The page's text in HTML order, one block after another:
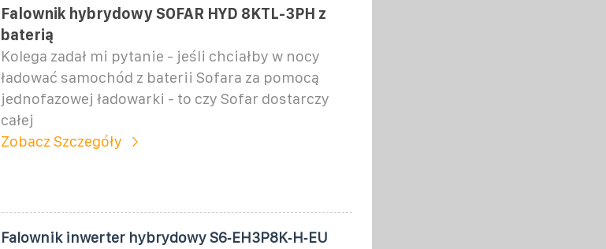
Falownik hybrydowy SOFAR HYD 8KTL-3PH z
baterią
Kolega zadał mi pytanie - jeśli chciałby w nocy
ładować samochód z baterii Sofara za pomocą
jednofazowej ładowarki - to czy Sofar dostarczy
całej
Zobacz Szczegóły
Falownik inwerter hybrydowy S6‑EH3P8K‑H‑EU